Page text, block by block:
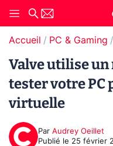
Accueil PC & Gaming
Valve utilise
tester votre PC
virtuelle
Par Audrey Oeillet
Publié le 25 février